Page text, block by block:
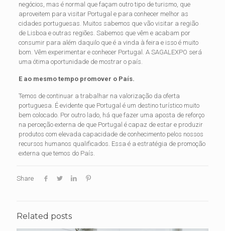
negócios, mas é normal que façam outro tipo de turismo, que
aproveitem para visitar Portugal e para conhecer melhor as
cidades portuguesas. Muitos sabemos que vão visitar a região
de Lisboa e outras regiões. Sabemos que vêm e acabam por
consumir para além daquilo que é a vinda à feira e isso é muito
bom. Vêm experimentar e conhecer Portugal. A SAGALEXPO será
uma ótima oportunidade de mostrar o país.
E ao mesmo tempo promover o País.
Temos de continuar a trabalhar na valorização da oferta
portuguesa. É evidente que Portugal é um destino turístico muito
bem colocado. Por outro lado, há que fazer uma aposta de reforço
na perceção externa de que Portugal é capaz de estar e produzir
produtos com elevada capacidade de conhecimento pelos nossos
recursos humanos qualificados. Essa é a estratégia de promoção
externa que temos do País.
Share
Related posts